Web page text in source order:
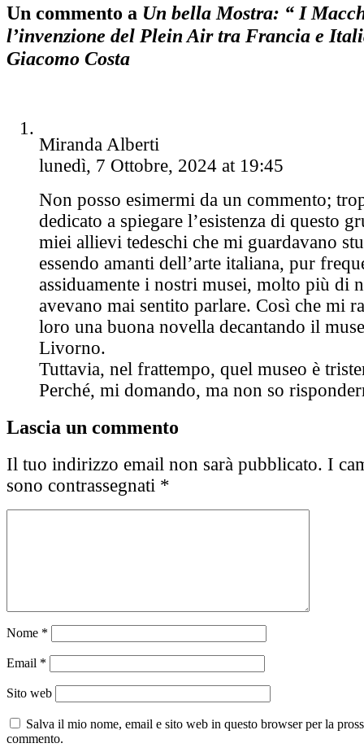
Un commento a Un bella Mostra: “ I
l’invenzione del Plein Air tra Francia e
Giacomo Costa
Miranda Alberti
lunedì, 7 Ottobre, 2024 at 19:45
Non posso esimermi da un commento;
dedicato a spiegare l’esistenza di questo
miei allievi tedeschi che mi guardavano
essendo amanti dell’arte italiana, pur
assiduamente i nostri musei, molto più di
avevano mai sentito parlare. Così che mi
loro una buona novella decantando il
Livorno.
Tuttavia, nel frattempo, quel museo è
Perché, mi domando, ma non so
Lascia un commento
Il tuo indirizzo email non sarà pubblicato. I
sono contrassegnati *
Nome *
Email *
Sito web
Salva il mio nome, email e sito web in questo browser per la
commento.